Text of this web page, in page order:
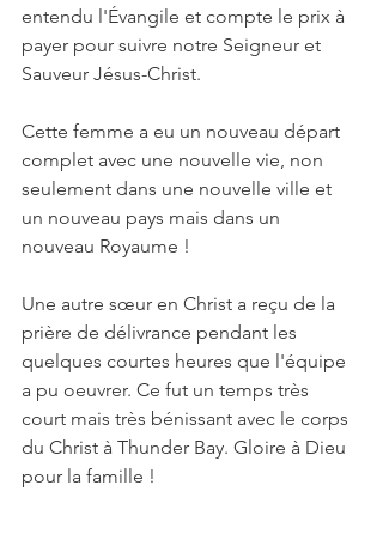
entendu l'Évangile et compte le prix à
payer pour suivre notre Seigneur et
Sauveur Jésus-Christ.
Cette femme a eu un nouveau départ
complet avec une nouvelle vie, non
seulement dans une nouvelle ville et
un nouveau pays mais dans un
nouveau Royaume !
Une autre sœur en Christ a reçu de la
prière de délivrance pendant les
quelques courtes heures que l'équipe
a pu oeuvrer. Ce fut un temps très
court mais très bénissant avec le corps
du Christ à Thunder Bay. Gloire à Dieu
pour la famille !